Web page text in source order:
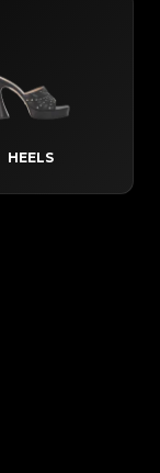
HEELS